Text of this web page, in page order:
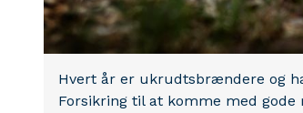
Hvert år er ukrudtsbrændere og
Forsikring til at komme med